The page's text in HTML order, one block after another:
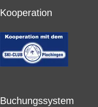
Kooperation
Buchungssystem